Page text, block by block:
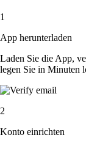
1
App herunterladen
Laden Sie die App,
legen Sie in Minuten
2
Konto einrichten